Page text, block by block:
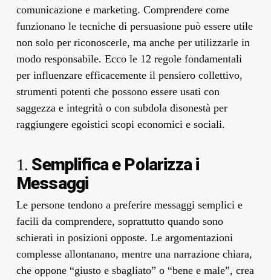
comunicazione e marketing. Comprendere come
funzionano le tecniche di persuasione può essere utile
non solo per riconoscerle, ma anche per utilizzarle in
modo responsabile. Ecco le 12 regole fondamentali
per influenzare efficacemente il pensiero collettivo,
strumenti potenti che possono essere usati con
saggezza e integrità o con subdola disonestà per
raggiungere egoistici scopi economici e sociali.
1. Semplifica e Polarizza i
Messaggi
Le persone tendono a preferire messaggi semplici e
facili da comprendere, soprattutto quando sono
schierati in posizioni opposte. Le argomentazioni
complesse allontanano, mentre una narrazione chiara,
che oppone “giusto e sbagliato” o “bene e male”, crea